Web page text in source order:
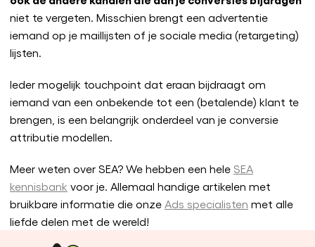
niet te vergeten. Misschien brengt een advertentie
iemand op je maillijsten of je sociale media (retargeting)
lijsten.
Ieder mogelijk touchpoint dat eraan bijdraagt om
iemand van een onbekende tot een (betalende) klant te
brengen, is een belangrijk onderdeel van je conversie
attributie modellen.
Meer weten over SEA? We hebben een hele SEA
kennisbank voor je. Allemaal handige artikelen met
bruikbare informatie die onze Ads specialisten met alle
liefde delen met de wereld!